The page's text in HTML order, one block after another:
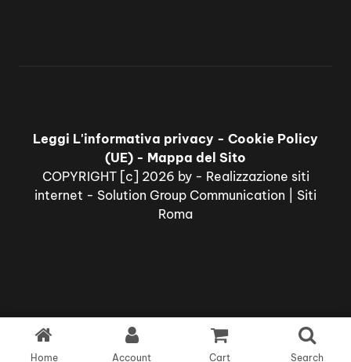
Leggi L'informativa privacy - Cookie Policy
(UE) - Mappa del Sito
COPYRIGHT [c] 2026 by - Realizzazione siti
internet - Solution Group Communication
Siti
Roma
Home Account Cart Search